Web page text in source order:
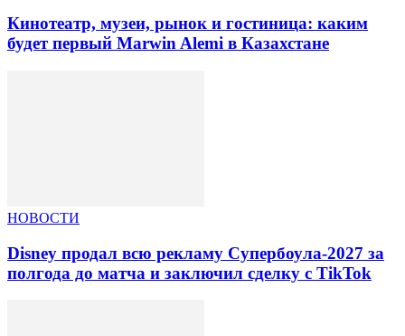
Кинотеатр, музеи, рынок и гостиница: каким
будет первый Marwin Alemi в Казахстане
НОВОСТИ
Disney продал всю рекламу Супербоула-2027 за
полгода до матча и заключил сделку с TikTok